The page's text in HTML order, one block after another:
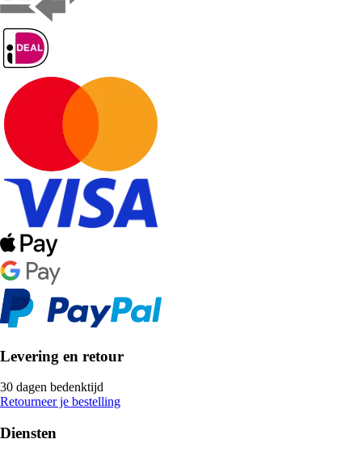
Levering en retour
30 dagen bedenktijd
Retourneer je bestelling
Diensten